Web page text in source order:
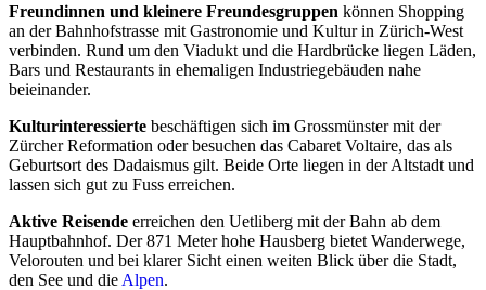
Freundinnen und kleinere Freundesgruppen können Shopping
an der Bahnhofstrasse mit Gastronomie und Kultur in Zürich-West
verbinden. Rund um den Viadukt und die Hardbrücke liegen Läden,
Bars und Restaurants in ehemaligen Industriegebäuden nahe
beieinander.
Kulturinteressierte beschäftigen sich im Grossmünster mit der
Zürcher Reformation oder besuchen das Cabaret Voltaire, das als
Geburtsort des Dadaismus gilt. Beide Orte liegen in der Altstadt und
lassen sich gut zu Fuss erreichen.
Aktive Reisende erreichen den Uetliberg mit der Bahn ab dem
Hauptbahnhof. Der 871 Meter hohe Hausberg bietet Wanderwege,
Velorouten und bei klarer Sicht einen weiten Blick über die Stadt,
den See und die Alpen.